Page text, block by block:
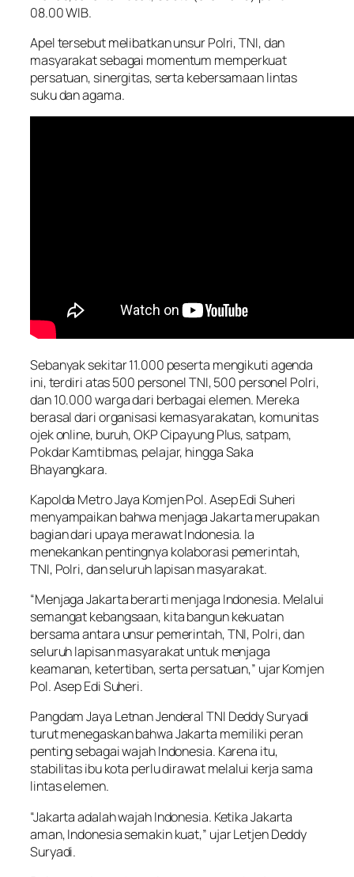
08.00 WIB.
Apel tersebut melibatkan unsur Polri, TNI, dan
masyarakat sebagai momentum memperkuat
persatuan, sinergitas, serta kebersamaan lintas
suku dan agama.
Sebanyak sekitar 11.000 peserta mengikuti agenda
ini, terdiri atas 500 personel TNI, 500 personel Polri,
dan 10.000 warga dari berbagai elemen. Mereka
berasal dari organisasi kemasyarakatan, komunitas
ojek online, buruh, OKP Cipayung Plus, satpam,
Pokdar Kamtibmas, pelajar, hingga Saka
Bhayangkara.
Kapolda Metro Jaya Komjen Pol. Asep Edi Suheri
menyampaikan bahwa menjaga Jakarta merupakan
bagian dari upaya merawat Indonesia. Ia
menekankan pentingnya kolaborasi pemerintah,
TNI, Polri, dan seluruh lapisan masyarakat.
“Menjaga Jakarta berarti menjaga Indonesia. Melalui
semangat kebangsaan, kita bangun kekuatan
bersama antara unsur pemerintah, TNI, Polri, dan
seluruh lapisan masyarakat untuk menjaga
keamanan, ketertiban, serta persatuan,” ujar Komjen
Pol. Asep Edi Suheri.
Pangdam Jaya Letnan Jenderal TNI Deddy Suryadi
turut menegaskan bahwa Jakarta memiliki peran
penting sebagai wajah Indonesia. Karena itu,
stabilitas ibu kota perlu dirawat melalui kerja sama
lintas elemen.
“Jakarta adalah wajah Indonesia. Ketika Jakarta
aman, Indonesia semakin kuat,” ujar Letjen Deddy
Suryadi.